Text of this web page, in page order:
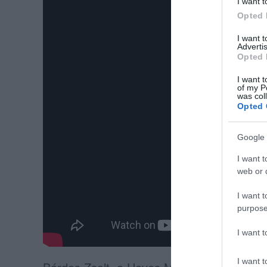
Opted
I want
Opted
I want
of my
was
Opted
Google
I want
web or
I want
I want
I want